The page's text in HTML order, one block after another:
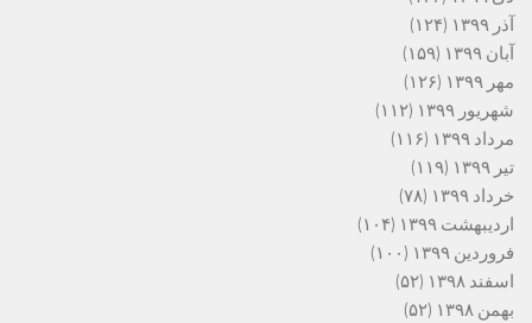
آذر ۱۳۹۹
(۱۲۴)
آبان ۱۳۹۹
(۱۵۹)
مهر ۱۳۹۹
(۱۲۶)
شهریور ۱۳۹۹
(۱۱۲)
مرداد ۱۳۹۹
(۱۱۶)
تیر ۱۳۹۹
(۱۱۹)
خرداد ۱۳۹۹
(۷۸)
اردیبهشت ۱۳۹۹
(۱۰۴)
فروردین ۱۳۹۹
(۱۰۰)
اسفند ۱۳۹۸
(۵۲)
بهمن ۱۳۹۸
(۵۲)